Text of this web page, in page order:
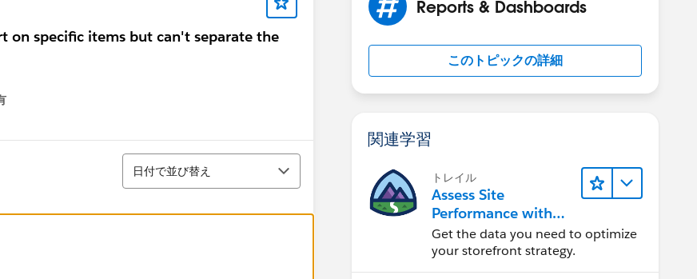
on specific items but can't separate the
並び替え
日付で並び替え
Reports & Dashboards
このトピックの詳細
関連学習
トレイル
Assess Site
Performance with
B2C Commerce
Reports &
Dashboards
Get the data you need to optimize
your storefront strategy.